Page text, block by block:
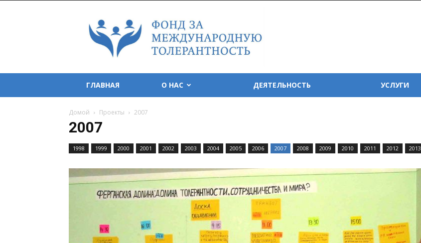
Foundation
for
Tolerance
International
ГЛАВНАЯ О НАС ДЕЯТЕЛЬНОСТЬ УСЛУГИ
Домой Проекты 2007
2007
1998 1999 2000 2001 2002 2003 2004 2005 2006 2007 2008 2009 2010 2011 2012 2013